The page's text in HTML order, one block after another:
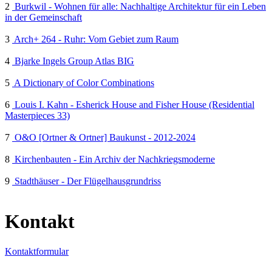
2 Burkwil - Wohnen für alle: Nachhaltige Architektur für ein Leben
in der Gemeinschaft
3 Arch+ 264 - Ruhr: Vom Gebiet zum Raum
4 Bjarke Ingels Group Atlas BIG
5 A Dictionary of Color Combinations
6 Louis I. Kahn - Esherick House and Fisher House (Residential
Masterpieces 33)
7 O&O [Ortner & Ortner] Baukunst - 2012-2024
8 Kirchenbauten - Ein Archiv der Nachkriegsmoderne
9 Stadthäuser - Der Flügelhausgrundriss
Kontakt
Kontaktformular